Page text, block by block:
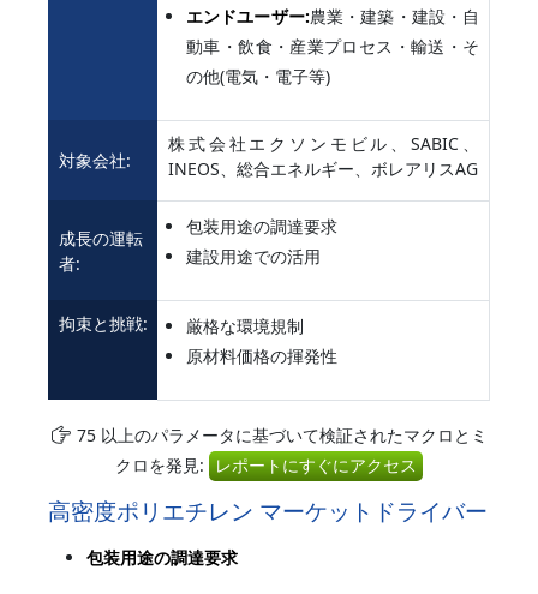
エンドユーザー:農業・建築・建設・自
動車・飲食・産業プロセス・輸送・そ
の他(電気・電子等)
対象会社:
株式会社エクソンモビル、SABIC、
INEOS、総合エネルギー、ボレアリスAG
成長の運転
者:
包装用途の調達要求
建設用途での活用
拘束と挑戦:
厳格な環境規制
原材料価格の揮発性
75 以上のパラメータに基づいて検証されたマクロとミ
クロを発見: レポートにすぐにアクセス
高密度ポリエチレン マーケットドライバー
包装用途の調達要求